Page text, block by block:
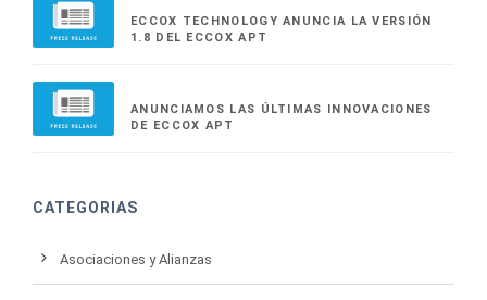
ECCOX TECHNOLOGY ANUNCIA LA VERSIÓN
1.8 DEL ECCOX APT
ANUNCIAMOS LAS ÚLTIMAS INNOVACIONES
DE ECCOX APT
CATEGORIAS
Asociaciones y Alianzas